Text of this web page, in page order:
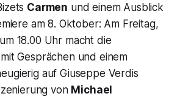
Carmen und einem Ausblick
am 8. Oktober: Am Freitag,
18.00 Uhr macht die
Gesprächen und einem
auf Giuseppe Verdis
von Michael